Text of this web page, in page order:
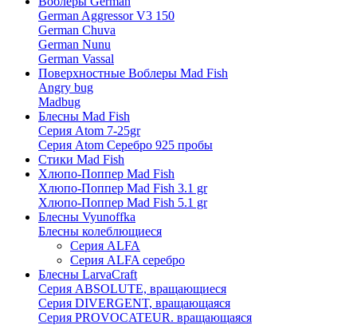
German Aggressor V3 150
German Chuva
German Nunu
German Vassal
Поверхностные Воблеры Mad Fish
Angry bug
Madbug
Блесны Mad Fish
Серия Atom 7-25gr
Серия Atom Серебро 925 пробы
Стики Mad Fish
Хлюпо-Поппер Mad Fish
Хлюпо-Поппер Mad Fish 3.1 gr
Хлюпо-Поппер Mad Fish 5.1 gr
Блесны Vyunoffka
Блесны колеблющиеся
Серия ALFA
Серия ALFA серебро
Блесны LarvaCraft
Серия ABSOLUTE, вращающиеся
Серия DIVERGENT, вращающаяся
Серия PROVOCATEUR. вращающаяся